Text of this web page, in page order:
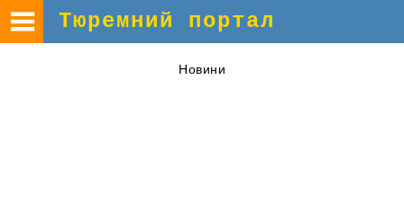
Тюремний портал
Новини